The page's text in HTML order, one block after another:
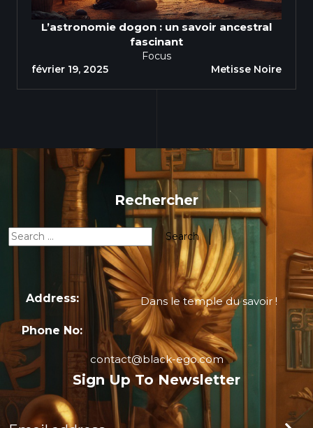
L’astronomie dogon : un savoir ancestral
fascinant
Focus
février 19, 2025
Metisse Noire
Rechercher
Address: Dans le temple du savoir !
Phone No:
contact@black-ego.com
Sign Up To Newsletter